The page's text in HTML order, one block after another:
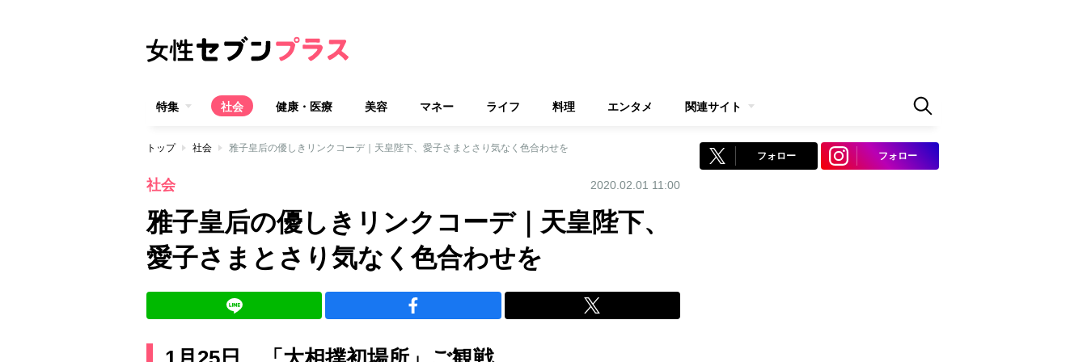
特集 社会 健康・医療 美容 マネー ライフ 料理 エンタメ 関連サイト
トップ 社会 雅子皇后の優しきリンクコーデ｜天皇陛下、愛子さまとさり気なく色合わせを
社会 2020.02.01 11:00
雅子皇后の優しきリンクコーデ｜天皇陛下、
愛子さまとさり気なく色合わせを
フォロー フォロー